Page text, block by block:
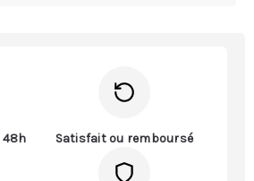
48h Satisfait ou remboursé